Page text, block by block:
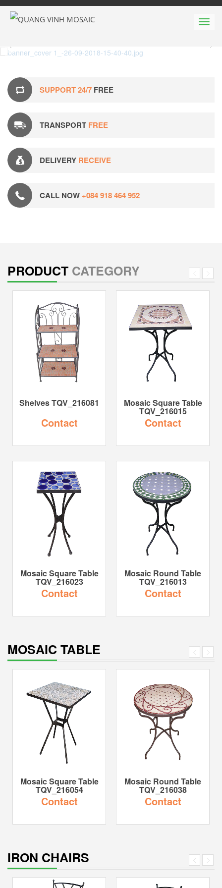
SUPPORT 24/7 FREE
TRANSPORT FREE
DELIVERY RECEIVE
CALL NOW +084 918 464 952
PRODUCT CATEGORY
Shelves TQV_216081
Contact
Mosaic Square Table
TQV_216023
Contact
Mosaic Square Table
TQV_216015
Contact
Mosaic Round Table
TQV_216013
Contact
MOSAIC TABLE
Mosaic Square Table
TQV_216054
Contact
Mosaic Round Table
TQV_216038
Contact
IRON CHAIRS